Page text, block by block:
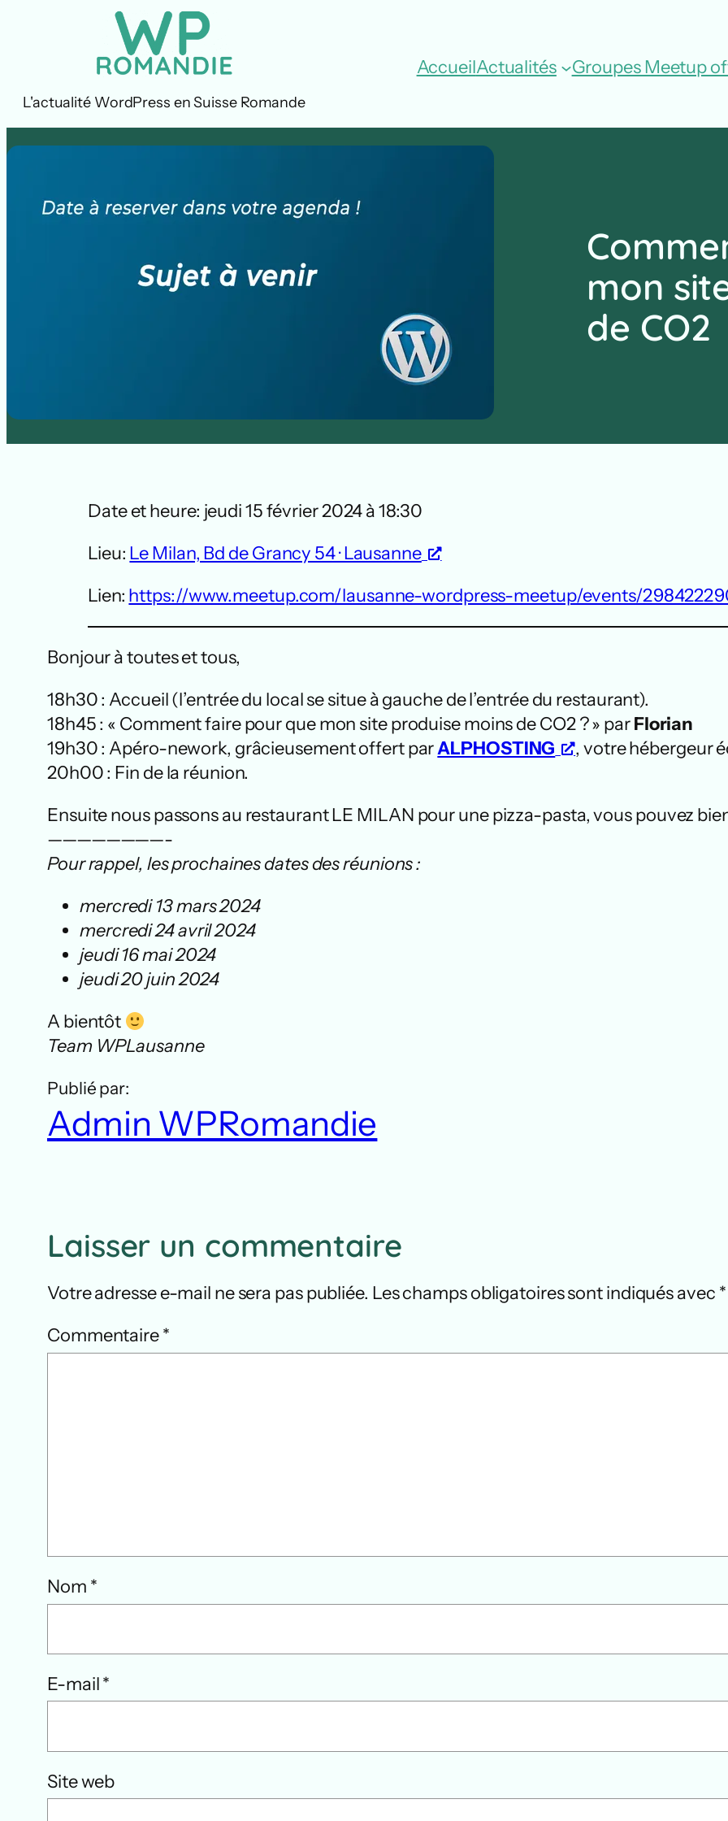
L'actualité WordPress en Suisse Romande
AccueilActualités Groupes Meetup
mon
de CO2
Date et heure: jeudi 15 février 2024 à 18:30
Lieu: Le Milan, Bd de Grancy 54 · Lausanne
Lien: https://www.meetup.com/lausanne-wordpress-meetup/events/
Bonjour à toutes et tous,
18h30 : Accueil (l’entrée du local se situe à gauche de l’entrée du restaurant).
18h45 : « Comment faire pour que mon site produise moins de CO2 ? » parFlorian
19h30 : Apéro-nework, grâcieusement offert parALPHOSTING
, votre hébergeur
20h00 : Fin de la réunion.
Ensuite nous passons au restaurant LE MILAN pour une pizza-pasta, vous pouvez
————————-
Pour rappel, les prochaines dates des réunions :
mercredi 13 mars 2024
mercredi 24 avril 2024
jeudi 16 mai 2024
jeudi 20 juin 2024
A bientôt
Team WPLausanne
Publié par:
Admin WPRomandie
Laisser un commentaire
Votre adresse e-mail ne sera pas publiée. Les champs obligatoires sont indiqués avec *
Commentaire*
Nom *
E-mail*
Site web